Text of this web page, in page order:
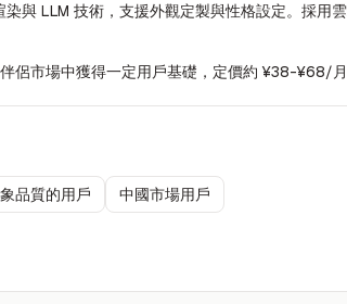
染與 LLM 技術，支援外觀定製與性格設定。採用
侶市場中獲得一定用戶基礎，定價約 ¥38-¥68/月
品質的用戶 中國市場用戶